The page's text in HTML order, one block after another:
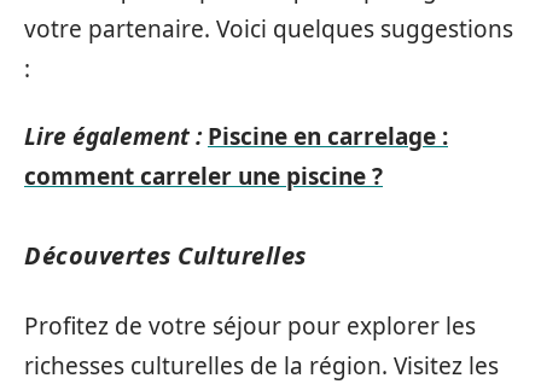
votre partenaire. Voici quelques suggestions
:
Lire également : Piscine en carrelage :
comment carreler une piscine ?
Découvertes Culturelles
Profitez de votre séjour pour explorer les
richesses culturelles de la région. Visitez les